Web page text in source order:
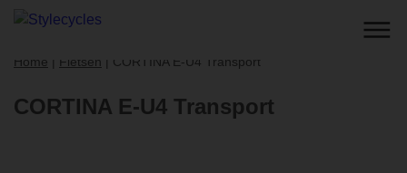
Home Fietsen CORTINA E-U4 Transport
CORTINA E-U4 Transport